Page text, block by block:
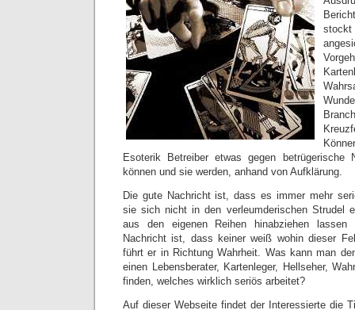
Esoterik Betreiber etwas gegen betrügerische
können und sie werden, anhand von Aufklärung.
Die gute Nachricht ist, dass es immer mehr
sie sich nicht in den verleumderischen Strudel
aus den eigenen Reihen hinabziehen
Nachricht ist, dass keiner weiß wohin dieser
führt er in Richtung Wahrheit. Was kann man
einen Lebensberater, Kartenleger, Hellseher,
finden, welches wirklich seriös arbeitet?
Auf dieser Webseite findet der Interessierte die